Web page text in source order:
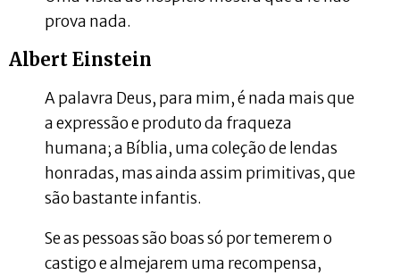
prova nada.
Albert Einstein
A palavra Deus, para mim, é nada mais que
a expressão e produto da fraqueza
humana; a Bíblia, uma coleção de lendas
honradas, mas ainda assim primitivas, que
são bastante infantis.
Se as pessoas são boas só por temerem o
castigo e almejarem uma recompensa,